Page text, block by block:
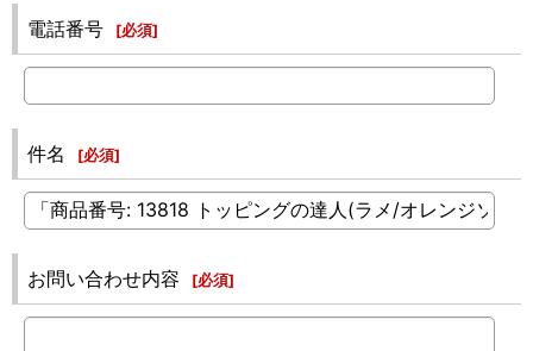
電話番号 [必須]
件名 [必須]
お問い合わせ内容 [必須]